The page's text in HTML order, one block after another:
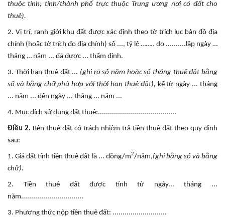
thuộc tỉnh; tỉnh/thành phố trực thuộc Trung ương nơi có đất cho
thuê).
2. Vị trí, ranh giới khu đất được xác định theo tờ trích lục bản đồ địa
chính (hoặc tờ trích đo địa chính) số ..., tỷ lệ …….. do ..........lập ngày …
tháng … năm ... đã được ... thẩm định.
3. Thời hạn thuê đất ... (ghi rõ số năm hoặc số tháng thuê đất bằng
số và bằng chữ phù hợp với thời hạn thuê đất), kể từ ngày ... tháng
... năm ... đến ngày ... tháng ... năm ...
4. Mục đích sử dụng đất thuê:.......................................
Điều 2. Bên thuê đất có trách nhiệm trả tiền thuê đất theo quy định
sau:
1. Giá đất tính tiền thuê đất là ... đồng/m2/năm,(ghi bằng số và bằng
chữ).
2. Tiền thuê đất được tính từ ngày... tháng ...
năm...............................
3. Phương thức nộp tiền thuê đất: ...........................